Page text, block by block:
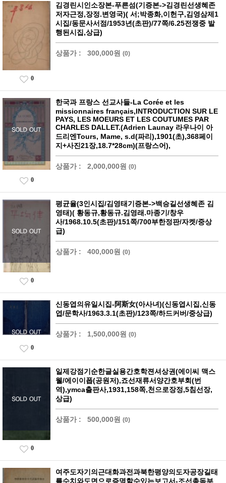
김경린시인소장본-푸른섬(기증본->김경린선생혜존
저자근정,장정.변영국)( 서;박종화,이헌구,김영삼제1
시집/동문사서점/1953년(초판)/77쪽/6.25전쟁중 발
행된시집,상급)
상품가 : 300,000원 (0)
0
한국과 프랑스 선교사들-La Corée et les
missionnaires français,INTRODUCTION SUR LE
PAYS, LES MOEURS ET LES COUTUMES PAR
CHARLES DALLET.(Adrien Launay 라우나이 아
드리엔Tours, Mame, s.d(파리),1901(초),368페이
지+사진21장,18.7*28cm)(프랑스어),
상품가 : 2,000,000원 (0)
0
평균율(3인시집/김영태기증본->백승길선생혜존 김
영태)( 황동규,황동규.김영래.마종기/창우
사/1968.10.5(초판)/151쪽/700부한정판/자켓/중상
급)
상품가 : 400,000원 (0)
0
신동엽의유일시집-阿斯女(아사녀)(신동엽시집,신동
엽/문학사/1963.3.1(초판)/123쪽/하드커버/중상급)
상품가 : 1,500,000원 (0)
0
일제강점기순한글실용간호학젼셔상권(에이씨 맥스
웰/에이이폽(공원저),죠선재류서양간호부회(번
역),ymca출판사,1931,158쪽,천으로장정,5침선장,
상급)
상품가 : 500,000원 (0)
0
여주도자기의근대화과전과북한평양의도자공장길태
를수치와도면으로증명할수있는보고서-조선총독부